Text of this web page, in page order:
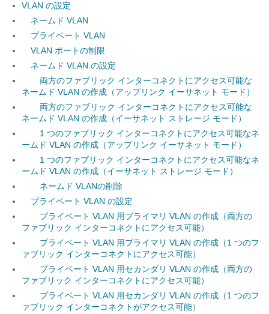
VLAN の設定
ネームド VLAN
プライベート VLAN
VLAN ポートの制限
ネームド VLAN の設定
両方のファブリック インターコネクトにアクセス可能な
ネームド VLAN の作成（アップリンク イーサネット モード）
両方のファブリック インターコネクトにアクセス可能な
ネームド VLAN の作成（イーサネット ストレージ モード）
1 つのファブリック インターコネクトにアクセス可能なネ
ームド VLAN の作成（アップリンク イーサネット モード）
1 つのファブリック インターコネクトにアクセス可能なネ
ームド VLAN の作成（イーサネット ストレージ モード）
ネームド VLANの削除
プライベート VLAN の設定
プライベート VLAN 用プライマリ VLAN の作成（両方の
ファブリック インターコネクトにアクセス可能）
プライベート VLAN 用プライマリ VLAN の作成（1 つのフ
ァブリック インターコネクトにアクセス可能）
プライベート VLAN 用セカンダリ VLAN の作成（両方の
ファブリック インターコネクトにアクセス可能）
プライベート VLAN 用セカンダリ VLAN の作成（1 つのフ
ァブリック インターコネクトがアクセス可能）